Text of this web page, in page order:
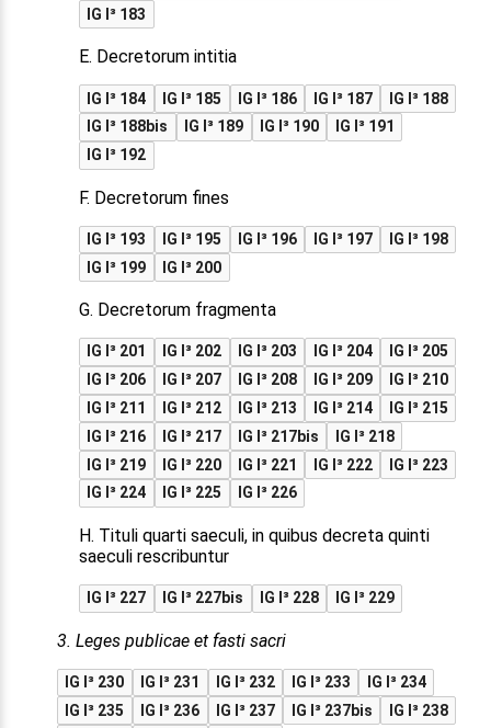
IG I³ 183
E. Decretorum intitia
IG I³ 184 IG I³ 185 IG I³ 186 IG I³ 187
IG I³ 188
IG I³ 188bis
IG I³ 189 IG I³ 190
IG I³ 191
IG I³ 192
F. Decretorum fines
IG I³ 193 IG I³ 195 IG I³ 196 IG I³ 197
IG I³ 198
IG I³ 199
IG I³ 200
G. Decretorum fragmenta
IG I³ 201 IG I³ 202 IG I³ 203 IG I³ 204
IG I³ 205
IG I³ 206
IG I³ 207 IG I³ 208 IG I³ 209
IG I³ 210
IG I³ 211
IG I³ 212 IG I³ 213 IG I³ 214
IG I³ 215
IG I³ 216
IG I³ 217 IG I³ 217bis
IG I³ 218
IG I³ 219
IG I³ 220 IG I³ 221 IG I³ 222
IG I³ 223
IG I³ 224
IG I³ 225 IG I³ 226
H. Tituli quarti saeculi, in quibus decreta quinti
saeculi rescribuntur
IG I³ 227 IG I³ 227bis IG I³ 228 IG I³ 229
3. Leges publicae et fasti sacri
IG I³ 230 IG I³ 231 IG I³ 232 IG I³ 233
IG I³ 234
IG I³ 235
IG I³ 236 IG I³ 237 IG I³ 237bis
IG I³ 238